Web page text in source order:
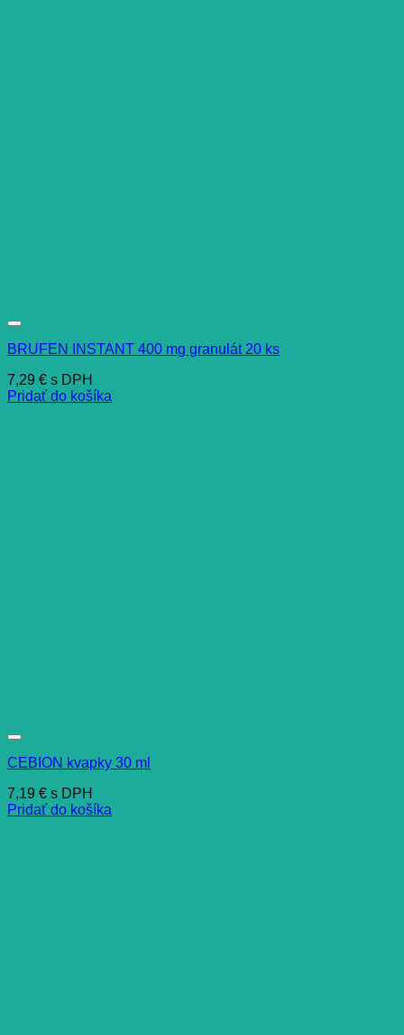
BRUFEN INSTANT 400 mg granulát 20 ks
7,29 € s DPH
Pridať do košíka
CEBION kvapky 30 ml
7,19 € s DPH
Pridať do košíka